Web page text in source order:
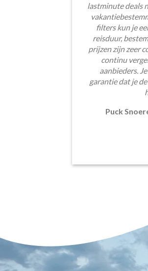
lastminute deals
filters kun je
reisduur,
prijzen zijn zeer
continu
aanbieders.
garantie dat je
Puck